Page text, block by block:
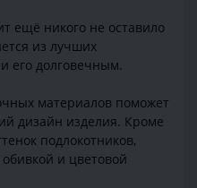
ещё никого не оставило
из лучших
его долговечным.
материалов поможет
дизайн изделия. Кроме
подлокотников,
и цветовой